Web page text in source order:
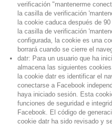
verificación "mantenerme
la casilla de verificación
la cookie caduca después de
la casilla de verificación
configurada, la cookie es una
borrará cuando se cierre el
datr: Para un usuario que ha
almacena las siguientes
la cookie datr es identificar el
conectarse a Facebook
haya iniciado sesión. Esta
funciones de seguridad e
Facebook. El código de
cookie datr ha sido revisado y